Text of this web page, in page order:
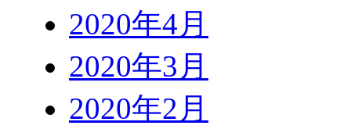
2020年4月
2020年3月
2020年2月